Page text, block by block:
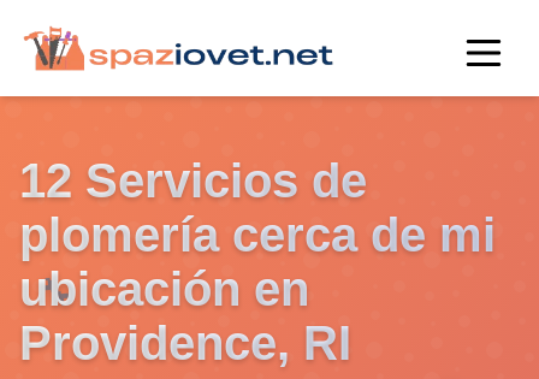
🔧
12 Servicios de
plomería cerca de mi
ubicación en
Providence, RI